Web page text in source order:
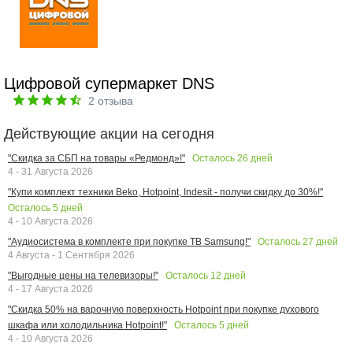
Цифровой супермаркет DNS
2 отзыва
Действующие акции на сегодня
"Скидка за СБП на товары «Редмонд»!" Осталось 26 дней
4 - 31 Августа 2026
"Купи комплект техники Beko, Hotpoint, Indesit - получи скидку до 30%!"
Осталось 5 дней
4 - 10 Августа 2026
"Аудиосистема в комплекте при покупке ТВ Samsung!"
Осталось 27 дней
4 Августа - 1 Сентября 2026
"Выгодные цены на телевизоры!"
Осталось 12 дней
4 - 17 Августа 2026
"Скидка 50% на варочную поверхность Hotpoint при покупке духового
шкафа или холодильника Hotpoint!"
Осталось 5 дней
4 - 10 Августа 2026